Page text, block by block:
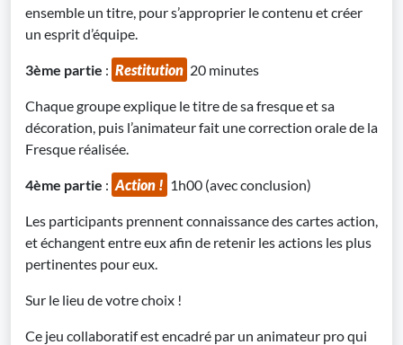
ensemble un titre, pour s’approprier le contenu et créer
un esprit d’équipe.
3ème partie : Restitution 20 minutes
Chaque groupe explique le titre de sa fresque et sa
décoration, puis l’animateur fait une correction orale de la
Fresque réalisée.
4ème partie : Action ! 1h00 (avec conclusion)
Les participants prennent connaissance des cartes action,
et échangent entre eux afin de retenir les actions les plus
pertinentes pour eux.
Sur le lieu de votre choix !
Ce jeu collaboratif est encadré par un animateur pro qui